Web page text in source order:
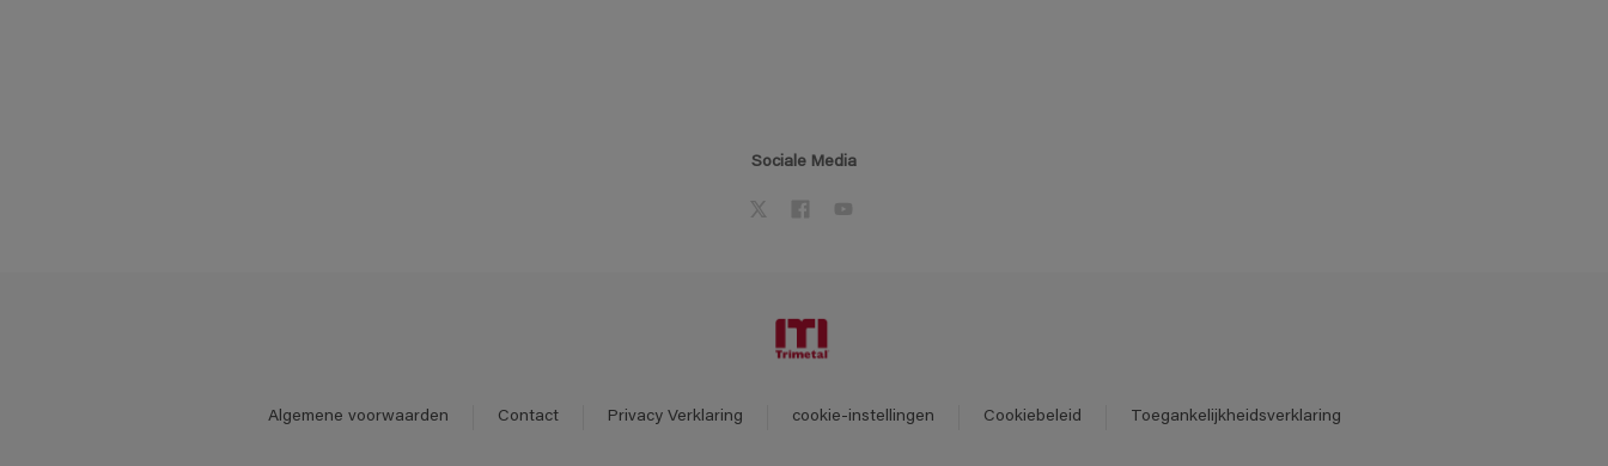
Sociale Media
Algemene voorwaarden Contact Privacy Verklaring cookie-instellingen Cookiebeleid Toegankelijkheidsverklaring